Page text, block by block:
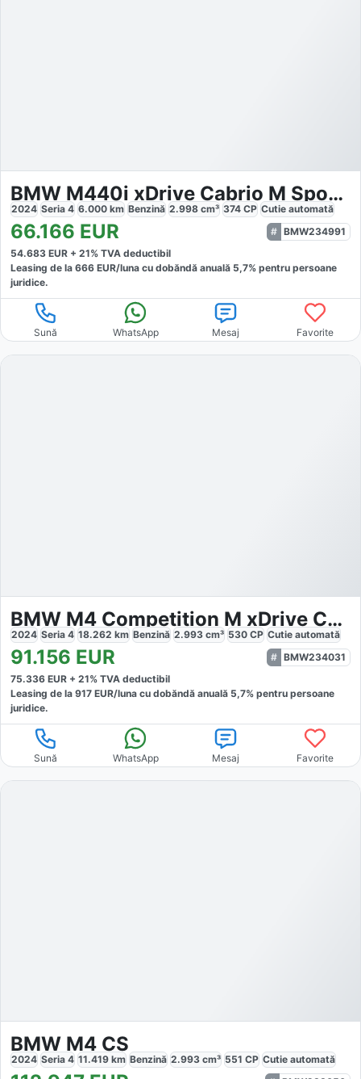
BMW M440i xDrive Cabrio M Sport Pro
2024 Seria 4 6.000 km Benzină 2.998 cm³ 374 CP Cutie automată
66.166 EUR
BMW234991
54.683 EUR + 21% TVA deductibil
Leasing de la 666 EUR/luna cu dobăndă anuală 5,7% pentru persoane
juridice.
Sună WhatsApp Mesaj Favorite
BMW M4 Competition M xDrive Coupé
2024 Seria 4 18.262 km Benzină 2.993 cm³ 530 CP Cutie automată
91.156 EUR
BMW234031
75.336 EUR + 21% TVA deductibil
Leasing de la 917 EUR/luna cu dobăndă anuală 5,7% pentru persoane
juridice.
Sună WhatsApp Mesaj Favorite
BMW M4 CS
2024 Seria 4 11.419 km Benzină 2.993 cm³ 551 CP Cutie automată